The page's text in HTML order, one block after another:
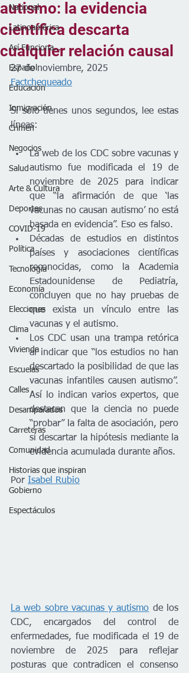
Nacional
Latinoamérica
Así Funciona...
Español
Educación
Inmigración
Crimen
Negocios
Salud
Arte & Cultura
Deportes
COVID-19
Política
Tecnología
Economía
Elecciones
Clima
Vivienda
Escuelas
Calles
Desamparados
Carreteras
Comunidad
Historias que inspiran
Gobierno
Espectáculos
autismo: la evidencia
científica descarta
cualquier relación causal
27 de noviembre, 2025
Factchequeado
Si sólo tienes unos segundos, lee estas
líneas:
La web de los CDC sobre vacunas y
autismo fue modificada el 19 de
noviembre de 2025 para indicar
que “la afirmación de que ‘las
vacunas no causan autismo’ no está
basada en evidencia”. Eso es falso.
Décadas de estudios en distintos
países y asociaciones científicas
reconocidas, como la Academia
Estadounidense de Pediatría,
concluyen que no hay pruebas de
que exista un vínculo entre las
vacunas y el autismo.
Los CDC usan una trampa retórica
al indicar que “los estudios no han
descartado la posibilidad de que las
vacunas infantiles causen autismo”.
Así lo indican varios expertos, que
destacan que la ciencia no puede
“probar” la falta de asociación, pero
sí descartar la hipótesis mediante la
evidencia acumulada durante años.
Por Isabel Rubio
La web sobre vacunas y autismo de los
CDC, encargados del control de
enfermedades, fue modificada el 19 de
noviembre de 2025 para reflejar
posturas que contradicen el consenso